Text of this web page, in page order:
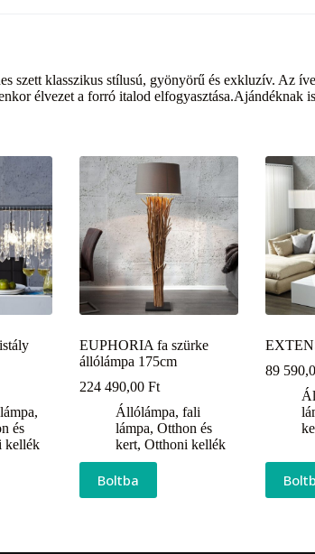
szett klasszikus stílusú, gyönyörű és exkluzív. Az
élvezet a forró italod elfogyasztása.Ajándéknak
és
kellék
EUPHORIA fa szürke
állólámpa 175cm
224 490,00Ft
Állólámpa, fali
lámpa,Otthon és
kert,Otthoni kellék
Boltba
89